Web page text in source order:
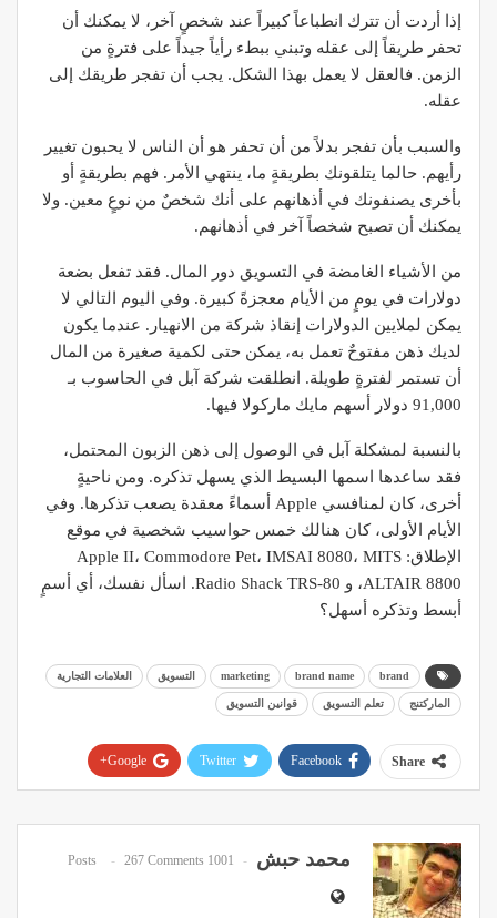
إذا أردت أن تترك انطباعاً كبيراً عند شخصٍ آخر، لا يمكنك أن
تحفر طريقاً إلى عقله وتبني ببطء رأياً جيداً على فترةٍ من
الزمن. فالعقل لا يعمل بهذا الشكل. يجب أن تفجر طريقك إلى
عقله.
والسبب بأن تفجر بدلاً من أن تحفر هو أن الناس لا يحبون تغيير
رأيهم. حالما يتلقونك بطريقةٍ ما، ينتهي الأمر. فهم بطريقةٍ أو
بأخرى يصنفونك في أذهانهم على أنك شخصٌ من نوعٍ معين. ولا
يمكنك أن تصبح شخصاً آخر في أذهانهم.
من الأشياء الغامضة في التسويق دور المال. فقد تفعل بضعة
دولارات في يومٍ من الأيام معجزةً كبيرة. وفي اليوم التالي لا
يمكن لملايين الدولارات إنقاذ شركة من الانهيار. عندما يكون
لديك ذهن مفتوحٌ تعمل به، يمكن حتى لكمية صغيرة من المال
أن تستمر لفترةٍ طويلة. انطلقت شركة آبل في الحاسوب بـ
91,000 دولار أسهم مايك ماركولا فيها.
بالنسبة لمشكلة آبل في الوصول إلى ذهن الزبون المحتمل،
فقد ساعدها اسمها البسيط الذي يسهل تذكره. ومن ناحيةٍ
أخرى، كان لمنافسي Apple أسماءً معقدة يصعب تذكرها. وفي
الأيام الأولى، كان هنالك خمس حواسيب شخصية في موقع
الإطلاق: Apple II، Commodore Pet، IMSAI 8080، MITS
ALTAIR 8800، و Radio Shack TRS-80. اسأل نفسك، أي أسمٍ
أبسط وتذكره أسهل؟
brand
brand name
marketing التسويق العلامات التجارية
الماركتنج تعلم التسويق قوانين التسويق
Share
Facebook
Twitter
Google+
محمد حبش 1001 Posts
267 Comments